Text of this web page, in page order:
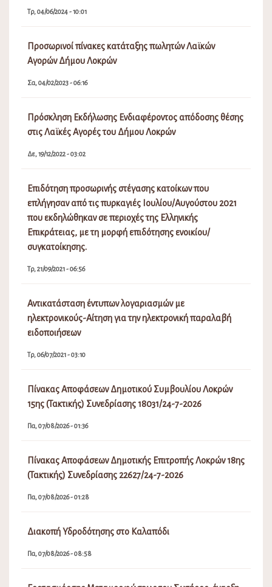
Τρ, 04/06/2024 - 10:01
Προσωρινοί πίνακες κατάταξης πωλητών Λαϊκών
Αγορών Δήμου Λοκρών
Σα, 04/02/2023 - 06:16
Πρόσκληση Εκδήλωσης Ενδιαφέροντος απόδοσης θέσης
στις Λαϊκές Αγορές του Δήμου Λοκρών
Δε, 19/12/2022 - 03:02
Επιδότηση προσωρινής στέγασης κατοίκων που
επλήγησαν από τις πυρκαγιές Ιουλίου/Αυγούστου 2021
που εκδηλώθηκαν σε περιοχές της Ελληνικής
Επικράτειας, με τη μορφή επιδότησης ενοικίου/
συγκατοίκησης.
Τρ, 21/09/2021 - 06:56
Αντικατάσταση έντυπων λογαριασμών με
ηλεκτρονικούς-Αίτηση για την ηλεκτρονική παραλαβή
ειδοποιήσεων
Τρ, 06/07/2021 - 03:10
Πίνακας Αποφάσεων Δημοτικού Συμβουλίου Λοκρών
15ης (Τακτικής) Συνεδρίασης 18031/24-7-2026
Πα, 07/08/2026 - 01:36
Πίνακας Αποφάσεων Δημοτικής Επιτροπής Λοκρών 18ης
(Τακτικής) Συνεδρίασης 22627/24-7-2026
Πα, 07/08/2026 - 01:28
Διακοπή Υδροδότησης στο Καλαπόδι
Πα, 07/08/2026 - 08:58